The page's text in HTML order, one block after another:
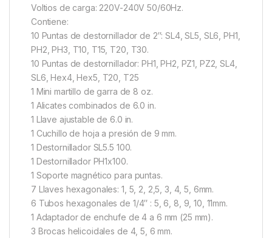
Voltios de carga: 220V-240V 50/60Hz.
Contiene:
10 Puntas de destornillador de 2″: SL4, SL5, SL6, PH1,
PH2, PH3, T10, T15, T20, T30.
10 Puntas de destornillador: PH1, PH2, PZ1, PZ2, SL4,
SL6, Hex4, Hex5, T20, T25
1 Mini martillo de garra de 8 oz.
1 Alicates combinados de 6.0 in.
1 Llave ajustable de 6.0 in.
1 Cuchillo de hoja a presión de 9 mm.
1 Destornillador SL5.5 100.
1 Destornillador PH1x100.
1 Soporte magnético para puntas.
7 Llaves hexagonales: 1, 5, 2, 2,5, 3, 4, 5, 6mm.
6 Tubos hexagonales de 1/4″ : 5, 6, 8, 9, 10, 11mm.
1 Adaptador de enchufe de 4 a 6 mm (25 mm).
3 Brocas helicoidales de 4, 5, 6 mm.